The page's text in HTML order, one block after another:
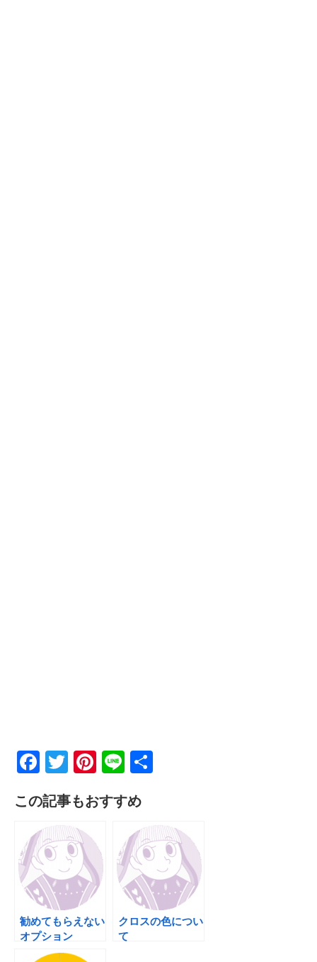
F
c
e
b
o
o
k
T
tt
er
Pi
er
st
Li
e
この記事もおすすめ
勧めてもらえない
オプション
クロスの色につい
て